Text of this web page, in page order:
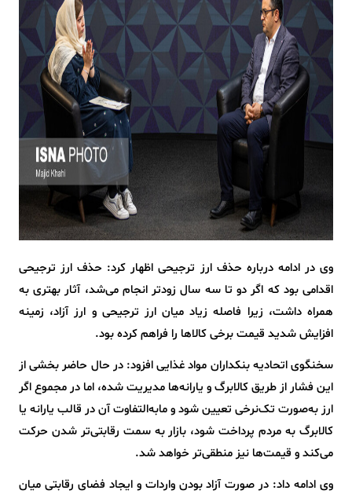
وی در ادامه درباره حذف ارز ترجیحی اظهار کرد: حذف ارز ترجیحی
اقدامی بود که اگر دو تا سه سال زودتر انجام می‌شد، آثار بهتری به
همراه داشت، زیرا فاصله زیاد میان ارز ترجیحی و ارز آزاد، زمینه
افزایش شدید قیمت برخی کالاها را فراهم کرده بود.
سخنگوی اتحادیه بنکداران مواد غذایی افزود: در حال حاضر بخشی از
این فشار از طریق کالابرگ و یارانه‌ها مدیریت شده، اما در مجموع اگر
ارز به‌صورت تک‌نرخی تعیین شود و مابه‌التفاوت آن در قالب یارانه یا
کالابرگ به مردم پرداخت شود، بازار به سمت رقابتی‌تر شدن حرکت
می‌کند و قیمت‌ها نیز منطقی‌تر خواهد شد.
وی ادامه داد: در صورت آزاد بودن واردات و ایجاد فضای رقابتی میان